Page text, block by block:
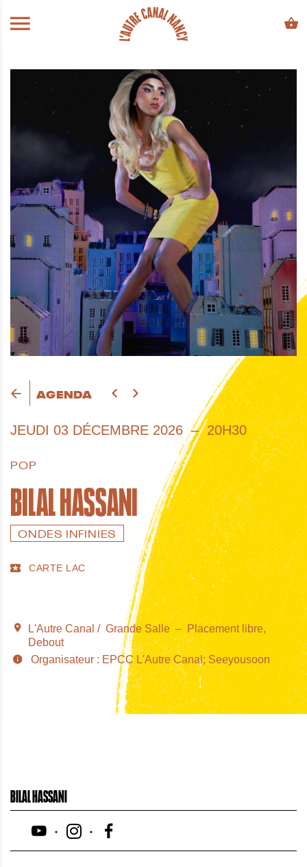
ALLER AU CONTENU PRINCIPAL
AGENDA
JEUDI 03 DÉCEMBRE 2026 20H30
POP
BILAL HASSANI
ONDES INFINIES
CARTE LAC
L'Autre Canal Grande Salle
Placement libre
Debout
Organisateur : EPCC L'Autre Canal; Seeyousoon
BILAL HASSANI